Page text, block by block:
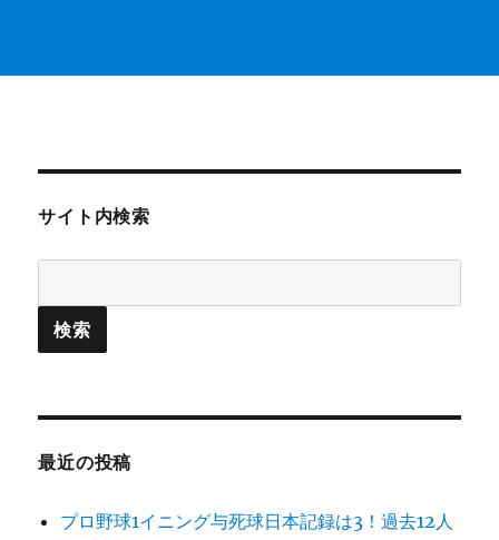
サイト内検索
最近の投稿
プロ野球1イニング与死球日本記録は3！過去12人